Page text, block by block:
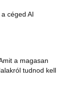
céged AI
a magasan
tudnod kell